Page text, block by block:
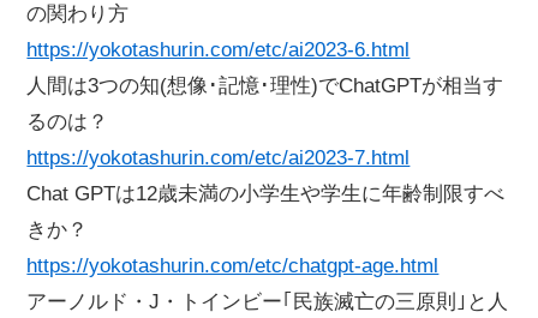
の関わり方
https://yokotashurin.com/etc/ai2023-6.html
人間は3つの知(想像･記憶･理性)でChatGPTが相当す
るのは？
https://yokotashurin.com/etc/ai2023-7.html
Chat GPTは12歳未満の小学生や学生に年齢制限すべ
きか？
https://yokotashurin.com/etc/chatgpt-age.html
アーノルド・J・トインビー｢民族滅亡の三原則｣と人